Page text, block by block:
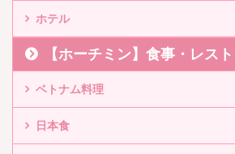
ホテル
【ホーチミン】食事・レス
ベトナム料理
日本食